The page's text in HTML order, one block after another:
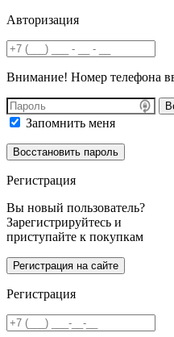
Авторизация
Внимание! Номер телефона
Запомнить меня
Регистрация
Вы новый пользователь?
Зарегистрируйтесь и
приступайте к покупкам
Регистрация